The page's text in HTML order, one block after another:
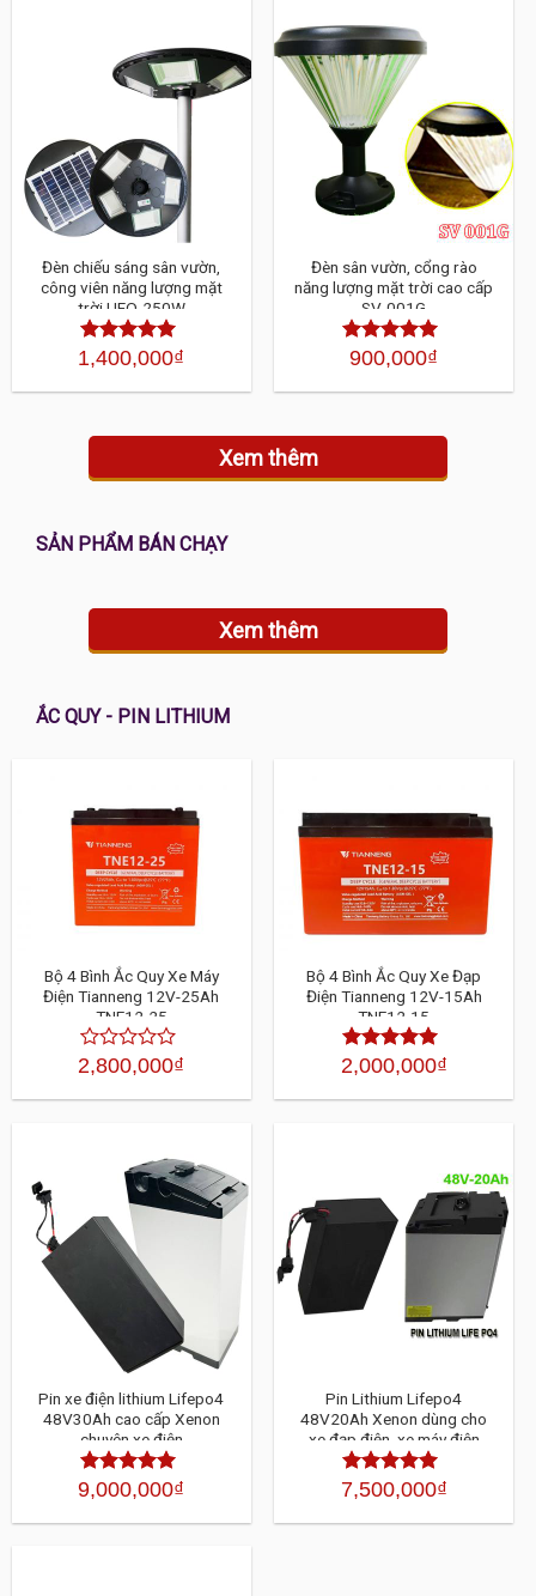
Đèn chiếu sáng sân vườn,
công viên năng lượng mặt
trời UFO-250W
Được xếp
sao
1,400,000₫
Đèn sân vườn, cổng rào
năng lượng mặt trời cao cấp
SV-001G
Được xếp
5 sao
900,000₫
Xem thêm
SẢN PHẨM BÁN CHẠY
Xem thêm
ẮC QUY - PIN LITHIUM
Bộ 4 Bình Ắc Quy Xe Máy
Điện Tianneng 12V-25Ah
TNE12-25
Được
hạng
2,800,000₫
Bộ 4 Bình Ắc Quy Xe Đạp
Điện Tianneng 12V-15Ah
TNE12-15
Được xếp
sao
2,000,000₫
Pin xe điện lithium Lifepo4
48V30Ah cao cấp Xenon
chuyên xe điện
Được xếp
sao
9,000,000₫
Pin Lithium Lifepo4
48V20Ah Xenon dùng cho
xe đạp điện, xe máy điện
Được xếp
sao
7,500,000₫